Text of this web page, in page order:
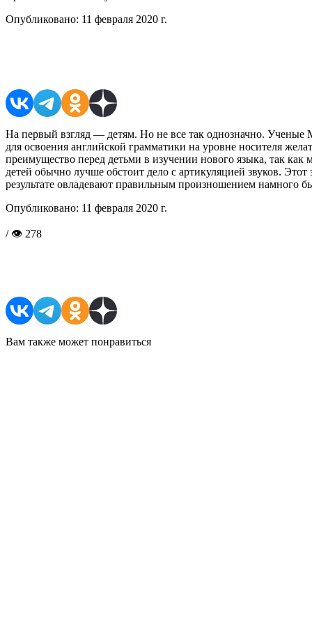
Опубликовано: 11 февраля 2020 г.
На первый взгляд — детям. Но не все так однозначно. Ученые
для освоения английской грамматики на уровне носителя
преимущество перед детьми в изучении нового языка, так
детей обычно лучше обстоит дело с артикуляцией звуков.
результате овладевают правильным произношением намного
Опубликовано: 11 февраля 2020 г.
/ 👁 278
Вам также может понравиться